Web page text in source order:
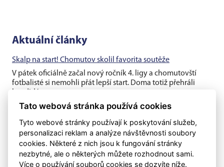
Aktuální články
Skalp na start! Chomutov skolil favorita soutěže
V pátek oficiálně začal nový ročník 4. ligy a chomutovští
fotbalisté si nemohli přát lepší start. Doma totiž přehráli
Hlavní tým Chomutova přichází nedlouho před začátkem
nového ročníku 4. ligy o klíčového hráče a dlouholetou
klubovou oporu....
Tato webová stránka používá cookies
Tyto webové stránky používají k poskytování služeb,
personalizaci reklam a analýze návštěvnosti soubory
cookies. Některé z nich jsou k fungování stránky
nezbytné, ale o některých můžete rozhodnout sami.
Více o používání souborů cookies se dozvíte níže.